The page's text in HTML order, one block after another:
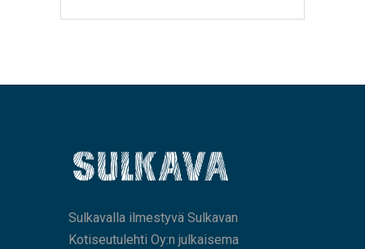
Sulkavalla ilmestyvä Sulkavan
Kotiseutulehti Oy:n julkaisema